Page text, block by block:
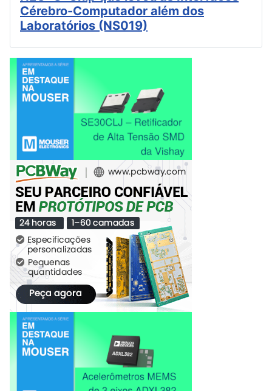
Cérebro-Computador além dos
Laboratórios (NS019)